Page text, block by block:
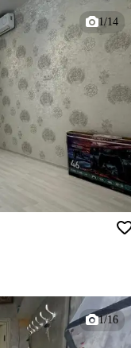
1/14
1/16